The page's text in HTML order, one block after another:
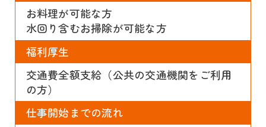
お料理が可能な方
水回り含むお掃除が可能な方
福利厚生
交通費全額支給（公共の交通機関をご利用
の方）
仕事開始までの流れ